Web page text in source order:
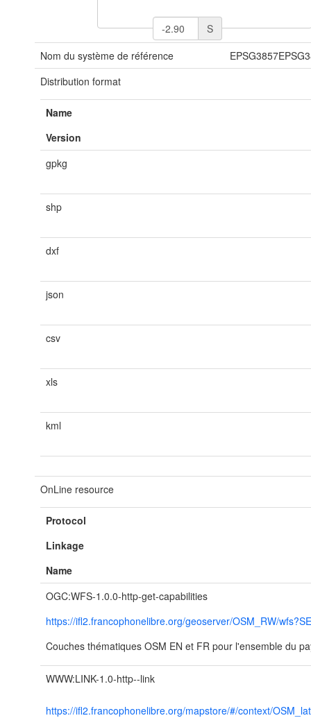
S
Nom du système de référence
Distribution format
Name
Version
gpkg
shp
dxf
json
csv
xls
kml
OnLine resource
Protocol
Linkage
Name
OGC:WFS-1.0.0-http-get-capabilities
https://ifl2.francophonelibre.org/geoserver/OSM_RW/
Couches thématiques OSM EN et FR pour l'ensemble du
WWW:LINK-1.0-http--link
https://ifl2.francophonelibre.org/mapstore/#/context/